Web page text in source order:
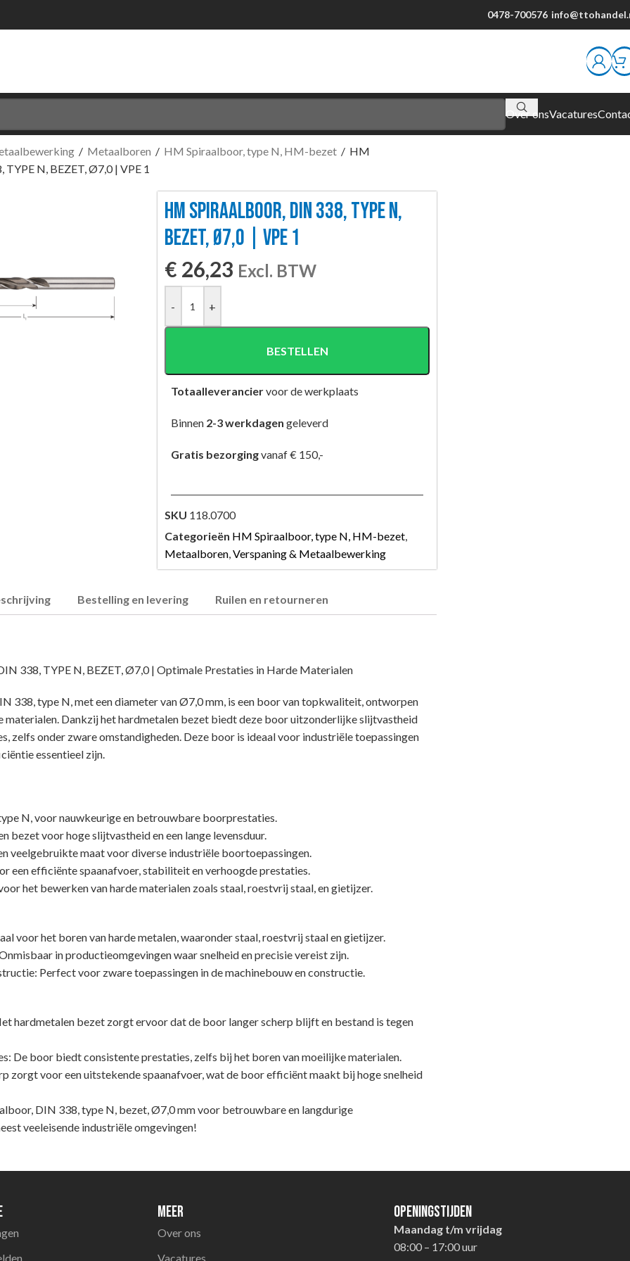
0478-700576
Over onsVacatures
/ Metaalboren / HM Spiraalboor, type N, HM-bezet / HM
N, BEZET, Ø7,0 | VPE 1
HM SPIRAALBOOR, DIN 338, TYPE N,
BEZET, Ø7,0 | VPE 1
€ 26,23 Excl. BTW
- +
BESTELLEN
Totaalleveranciervoor de werkplaats
Binnen 2-3 werkdagen geleverd
Gratis bezorgingvanaf € 150,-
SKU 118.0700
Categorieën HM Spiraalboor, type N, HM-bezet,
Metaalboren,Verspaning & Metaalbewerking
Bestelling en levering Ruilen en retourneren
338, TYPE N, BEZET, Ø7,0 | Optimale Prestaties in Harde Materialen
338, type N, met een diameter van Ø7,0 mm, is een boor van topkwaliteit, ontworpen
materialen. Dankzij het hardmetalen bezet biedt deze boor uitzonderlijke slijtvastheid
zelfs onder zware omstandigheden. Deze boor is ideaal voor industriële toepassingen
essentieel zijn.
N, voor nauwkeurige en betrouwbare boorprestaties.
bezet voor hoge slijtvastheid en een lange levensduur.
veelgebruikte maat voor diverse industriële boortoepassingen.
een efficiënte spaanafvoer, stabiliteit en verhoogde prestaties.
het bewerken van harde materialen zoals staal, roestvrij staal, en gietijzer.
voor het boren van harde metalen, waaronder staal, roestvrij staal en gietijzer.
in productieomgevingen waar snelheid en precisie vereist zijn.
Perfect voor zware toepassingen in de machinebouw en constructie.
hardmetalen bezet zorgt ervoor dat de boor langer scherp blijft en bestand is tegen
De boor biedt consistente prestaties, zelfs bij het boren van moeilijke materialen.
zorgt voor een uitstekende spaanafvoer, wat de boor efficiënt maakt bij hoge snelheid
DIN 338, type N, bezet, Ø7,0 mm voor betrouwbare en langdurige
veeleisende industriële omgevingen!
Meer
Over ons
Vacatures
Openingstijden
Maandag t/m vrijdag
08:00 – 17:00 uur